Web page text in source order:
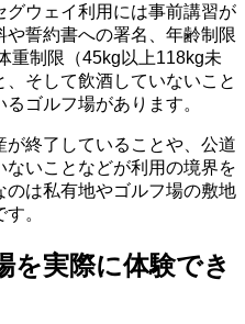
グウェイ利用には事前講習が
誓約書への署名、年齢制限
重制限（45kg以上118kg未
そして飲酒していないこと
ゴルフ場があります。
終了していることや、公道
いことなどが利用の境界を
は私有地やゴルフ場の敷地
。
を実際に体験でき